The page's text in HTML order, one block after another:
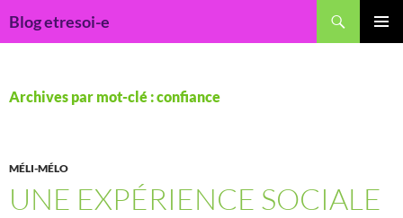
Blog etresoi-e
Archives par mot-clé : confiance
MÉLI-MÉLO
UNE EXPÉRIENCE SOCIALE